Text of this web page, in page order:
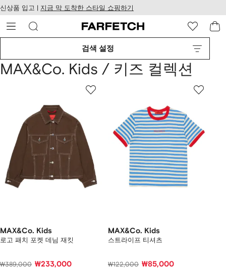
츠
건
너
기
치
웹
접
신상품 입고 | 지금 막 도착한 스타일 쇼핑하기
검색 설정
MAX&Co. Kids / 키즈 컬렉션
MAX&Co. Kids
로고 패치 포켓 데님 재킷
₩389,000 ₩233,000
MAX&Co. Kids
스트라이프 티셔츠
₩122,000 ₩85,000